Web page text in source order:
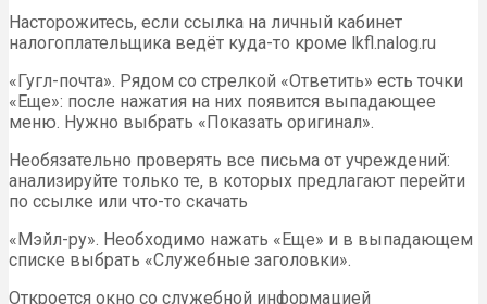
Насторожитесь, если ссылка на личный кабинет
налогоплательщика ведёт куда-то кроме lkfl.nalog.ru
«Гугл-почта». Рядом со стрелкой «Ответить» есть точки
«Еще»: после нажатия на них появится выпадающее
меню. Нужно выбрать «Показать оригинал».
Необязательно проверять все письма от учреждений:
анализируйте только те, в которых предлагают перейти
по ссылке или что-то скачать
«Мэйл-ру». Необходимо нажать «Еще» и в выпадающем
списке выбрать «Служебные заголовки».
Откроется окно со служебной информацией